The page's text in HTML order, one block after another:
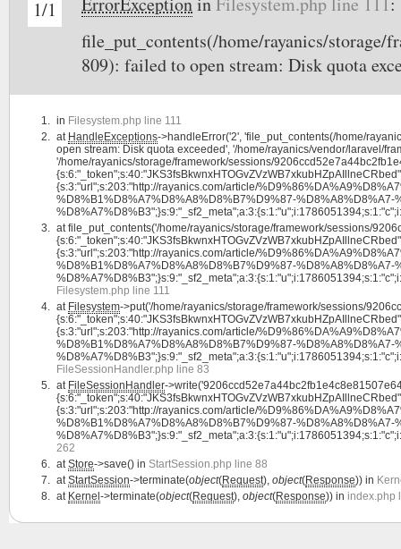
1/1
file_put_contents(/home/rayanics/storage/
809): failed to open stream: Disk quota
in Filesystem.php line 111
at HandleExceptions->handleError('2', 'file_put_contents(/home/
open stream: Disk quota exceeded', '/home/rayanics/vendor/laravel/
'/home/rayanics/storage/framework/sessions/
{s:3:"url";s:203:"http://rayanics.com/article/
%D8%B1%D8%A7%D8%A8%D8%B7%D9%87-
atfile_put_contents('/home/rayanics/storage/framework/sessions/
{s:3:"url";s:203:"http://rayanics.com/article/
%D8%B1%D8%A7%D8%A8%D8%B7%D9%87-
Filesystem.php line 111
at Filesystem->put('/home/rayanics/storage/framework/sessions/
{s:3:"url";s:203:"http://rayanics.com/article/
%D8%B1%D8%A7%D8%A8%D8%B7%D9%87-
FileSessionHandler.php line 83
at FileSessionHandler-
{s:3:"url";s:203:"http://rayanics.com/article/
%D8%B1%D8%A7%D8%A8%D8%B7%D9%87-
262
atStore->save() in StartSession.php line 88
atStartSession->terminate(object(Request), object(Response)) in
at Kernel ->terminate(object(Request), object(Response)) in index.php